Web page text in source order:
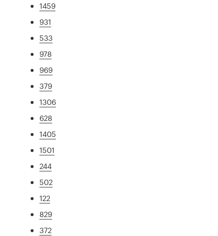
1459
931
533
978
969
379
1306
628
1405
1501
244
502
122
829
372